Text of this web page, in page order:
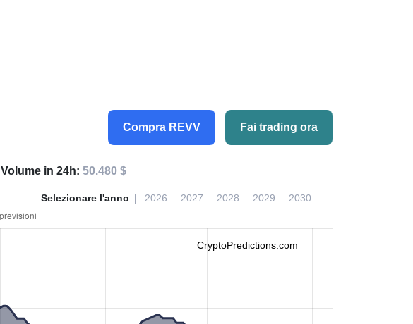
Compra REVV Fai trading ora
Volume in 24h: 50.480 $
Selezionare l'anno 2026 2027 2028 2029 2030
CryptoPredictions.com